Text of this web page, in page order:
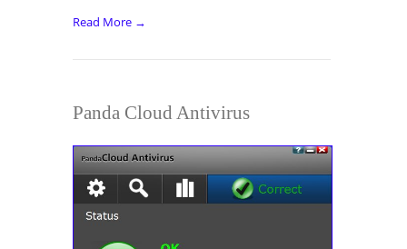
Read More →
Panda Cloud Antivirus